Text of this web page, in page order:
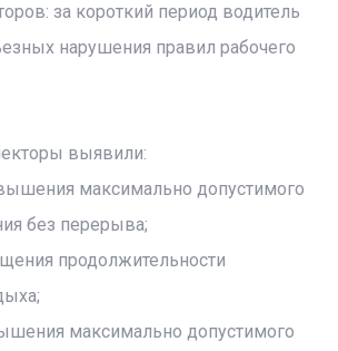
за короткий период водитель
нарушения правил рабочего
выявили:
максимально допустимого
без перерыва;
продолжительности
максимально допустимого